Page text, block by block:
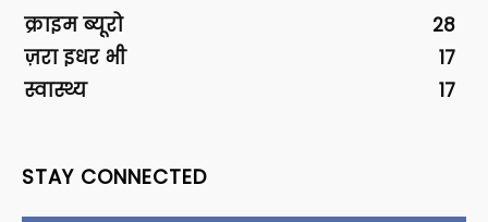
क्राइम ब्यूरो
28
ज़रा इधर भी
17
स्वास्थ्य
17
STAY CONNECTED